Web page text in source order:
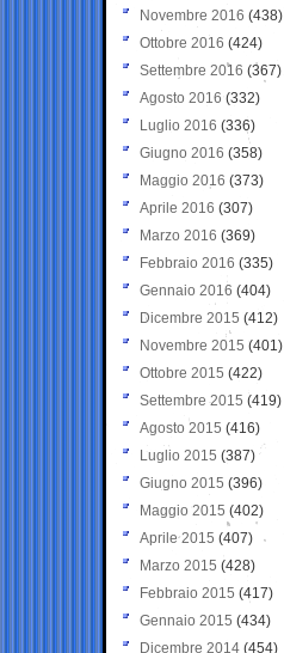
Novembre 2016 (438)
Ottobre 2016 (424)
Settembre 2016 (367)
Agosto 2016 (332)
Luglio 2016 (336)
Giugno 2016 (358)
Maggio 2016 (373)
Aprile 2016 (307)
Marzo 2016 (369)
Febbraio 2016 (335)
Gennaio 2016 (404)
Dicembre 2015 (412)
Novembre 2015 (401)
Ottobre 2015 (422)
Settembre 2015 (419)
Agosto 2015 (416)
Luglio 2015 (387)
Giugno 2015 (396)
Maggio 2015 (402)
Aprile 2015 (407)
Marzo 2015 (428)
Febbraio 2015 (417)
Gennaio 2015 (434)
Dicembre 2014 (454)